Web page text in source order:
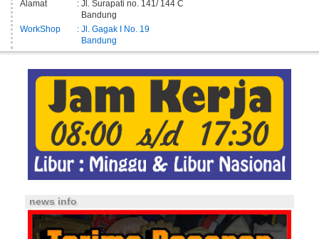
Alamat
: Jl. Surapati no. 141/ 144 C
Bandung
WorkShop
: Jl. Gagak I No. 19
Bandung
news info